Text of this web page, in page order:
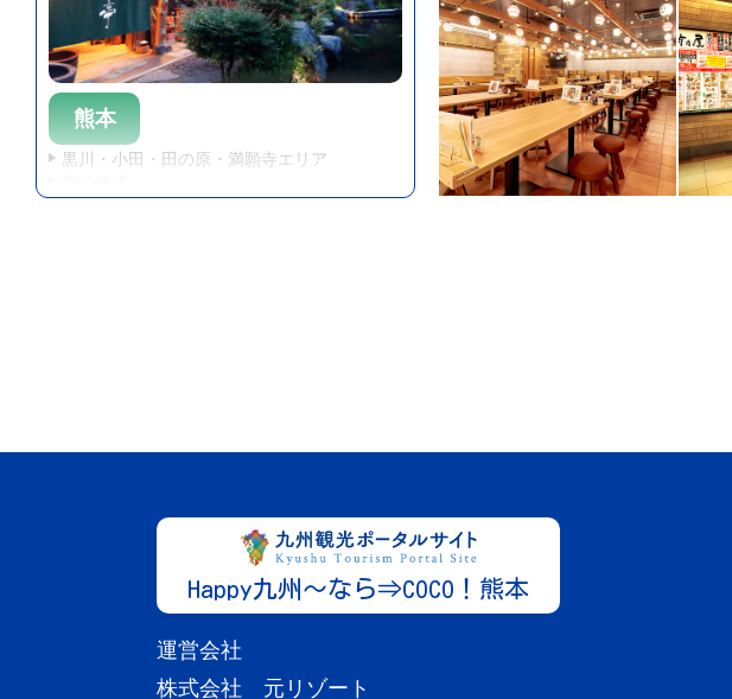
熊本
黒川・小田・田の原・満願寺エリア
黒川・小田・田の原・満願寺エリア
Happy九州～なら⇒COCO！熊本
運営会社
株式会社 元リゾート